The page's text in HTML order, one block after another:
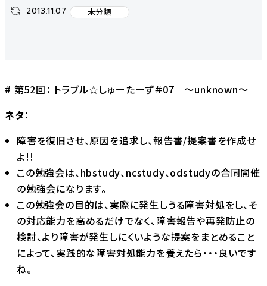
2013.11.07 未分類
# 第52回： トラブル☆しゅーたーず＃07 〜unknown〜
ネタ：
障害を復旧させ、原因を追求し、報告書/提案書を作成せ
よ!!
この勉強会は、hbstudy、ncstudy、odstudyの合同開催
の勉強会になります。
この勉強会の目的は、実際に発生しうる障害対処をし、そ
の対応能力を高めるだけでなく、障害報告や再発防止の
検討、より障害が発生しにくいような提案をまとめること
によって、実践的な障害対処能力を養えたら・・・良いです
ね。